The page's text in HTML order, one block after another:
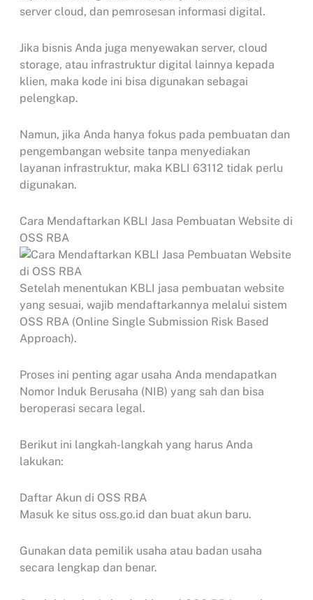
server cloud, dan pemrosesan informasi digital.
Jika bisnis Anda juga menyewakan server, cloud
storage, atau infrastruktur digital lainnya kepada
klien, maka kode ini bisa digunakan sebagai
pelengkap.
Namun, jika Anda hanya fokus pada pembuatan dan
pengembangan website tanpa menyediakan
layanan infrastruktur, maka KBLI 63112 tidak perlu
digunakan.
Cara Mendaftarkan KBLI Jasa Pembuatan Website di
OSS RBA
Setelah menentukan KBLI jasa pembuatan website
yang sesuai, wajib mendaftarkannya melalui sistem
OSS RBA (Online Single Submission Risk Based
Approach).
Proses ini penting agar usaha Anda mendapatkan
Nomor Induk Berusaha (NIB) yang sah dan bisa
beroperasi secara legal.
Berikut ini langkah-langkah yang harus Anda
lakukan:
Daftar Akun di OSS RBA
Masuk ke situs oss.go.id dan buat akun baru.
Gunakan data pemilik usaha atau badan usaha
secara lengkap dan benar.